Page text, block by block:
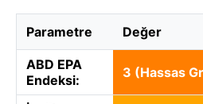
Parametre Değer
ABD EPA
Endeksi:
3 (Hassas